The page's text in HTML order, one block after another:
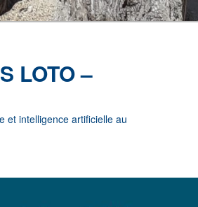
LOTO –
et intelligence artificielle au